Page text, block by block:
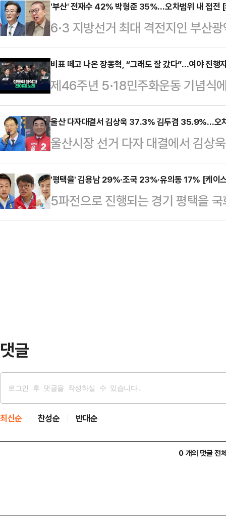
거운동원들은 손뼉을 치고 율동을
보는 21일 정치적 고향인 춘천에서
했다. 재선 도전의 첫 유세 무대를
로터리로 택하며, 도지사로서 도정
험을 함께 앞세웠다.로터리 일대에
이름이 적힌 유세차가 일찌감치 자…
'부산' 전재수 42% 박형준 35%…오차범위 내 접전
6·3 지방선거 최대 격전지인 부산
후보와 박형준 국민의힘 후보가 오
케이스탯리서치가 중앙일보의 의
조사 방식으로 부산시장 지지 후보
준 후보는 35%의 지지율을 기록
(±3.5%p)내였다.정이한 개혁신당
다'는 11%, 모름·무응답은 9%였
△30대 △…
비표 떼고 나온 장동혁, “그래도 잘 갔다”…여야 진행
제46주년 5·18민주화운동 기념식
떼어내며 퇴장한 장동혁 국민의힘
“그래도 잘 갔다”는 평가가 나왔다
: 동학주호전’에서 이동학 더불어
상근부대변인은 접근 방식은 달랐
지난 18일 광주 5·18민주광장에서
러가라”는 고성과 야유가 쏟아졌고
는 항…
울산 다자대결서 김상욱 37.3% 김두겸 35.9%…오
울산시장 선거 다자 대결에서 김상
후보가 오차범위 내 초접전 양상을
리얼미터에 의뢰해 지난 18~19일
김상욱 후보가 37.3%, 김두겸 후
접전 양상을 보였다.이어서 김종훈
'평택을' 김용남 29%·조국 23%·유의동 17% [케이
5파전으로 진행되는 경기 평택을
용남 더불어민주당 후보와 조국 조
댓글
최신순 찬성순 반대순
0 개의 댓글 전